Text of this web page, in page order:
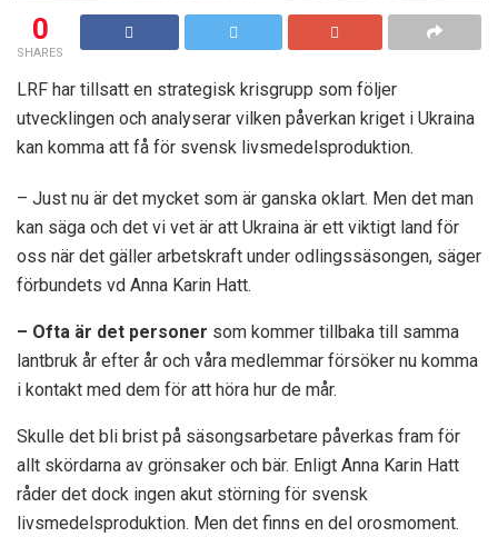
0
SHARES
LRF har tillsatt en strategisk krisgrupp som följer
utvecklingen och analyserar vilken påverkan kriget i Ukraina
kan komma att få för svensk livsmedelsproduktion.
– Just nu är det mycket som är ganska oklart. Men det man
kan säga och det vi vet är att Ukraina är ett viktigt land för
oss när det gäller arbetskraft under odlingssäsongen, säger
förbundets vd Anna Karin Hatt.
– Ofta är det personer som kommer tillbaka till samma
lantbruk år efter år och våra medlemmar försöker nu komma
i kontakt med dem för att höra hur de mår.
Skulle det bli brist på säsongsarbetare påverkas fram för
allt skördarna av grönsaker och bär. Enligt Anna Karin Hatt
råder det dock ingen akut störning för svensk
livsmedelsproduktion. Men det finns en del orosmoment.